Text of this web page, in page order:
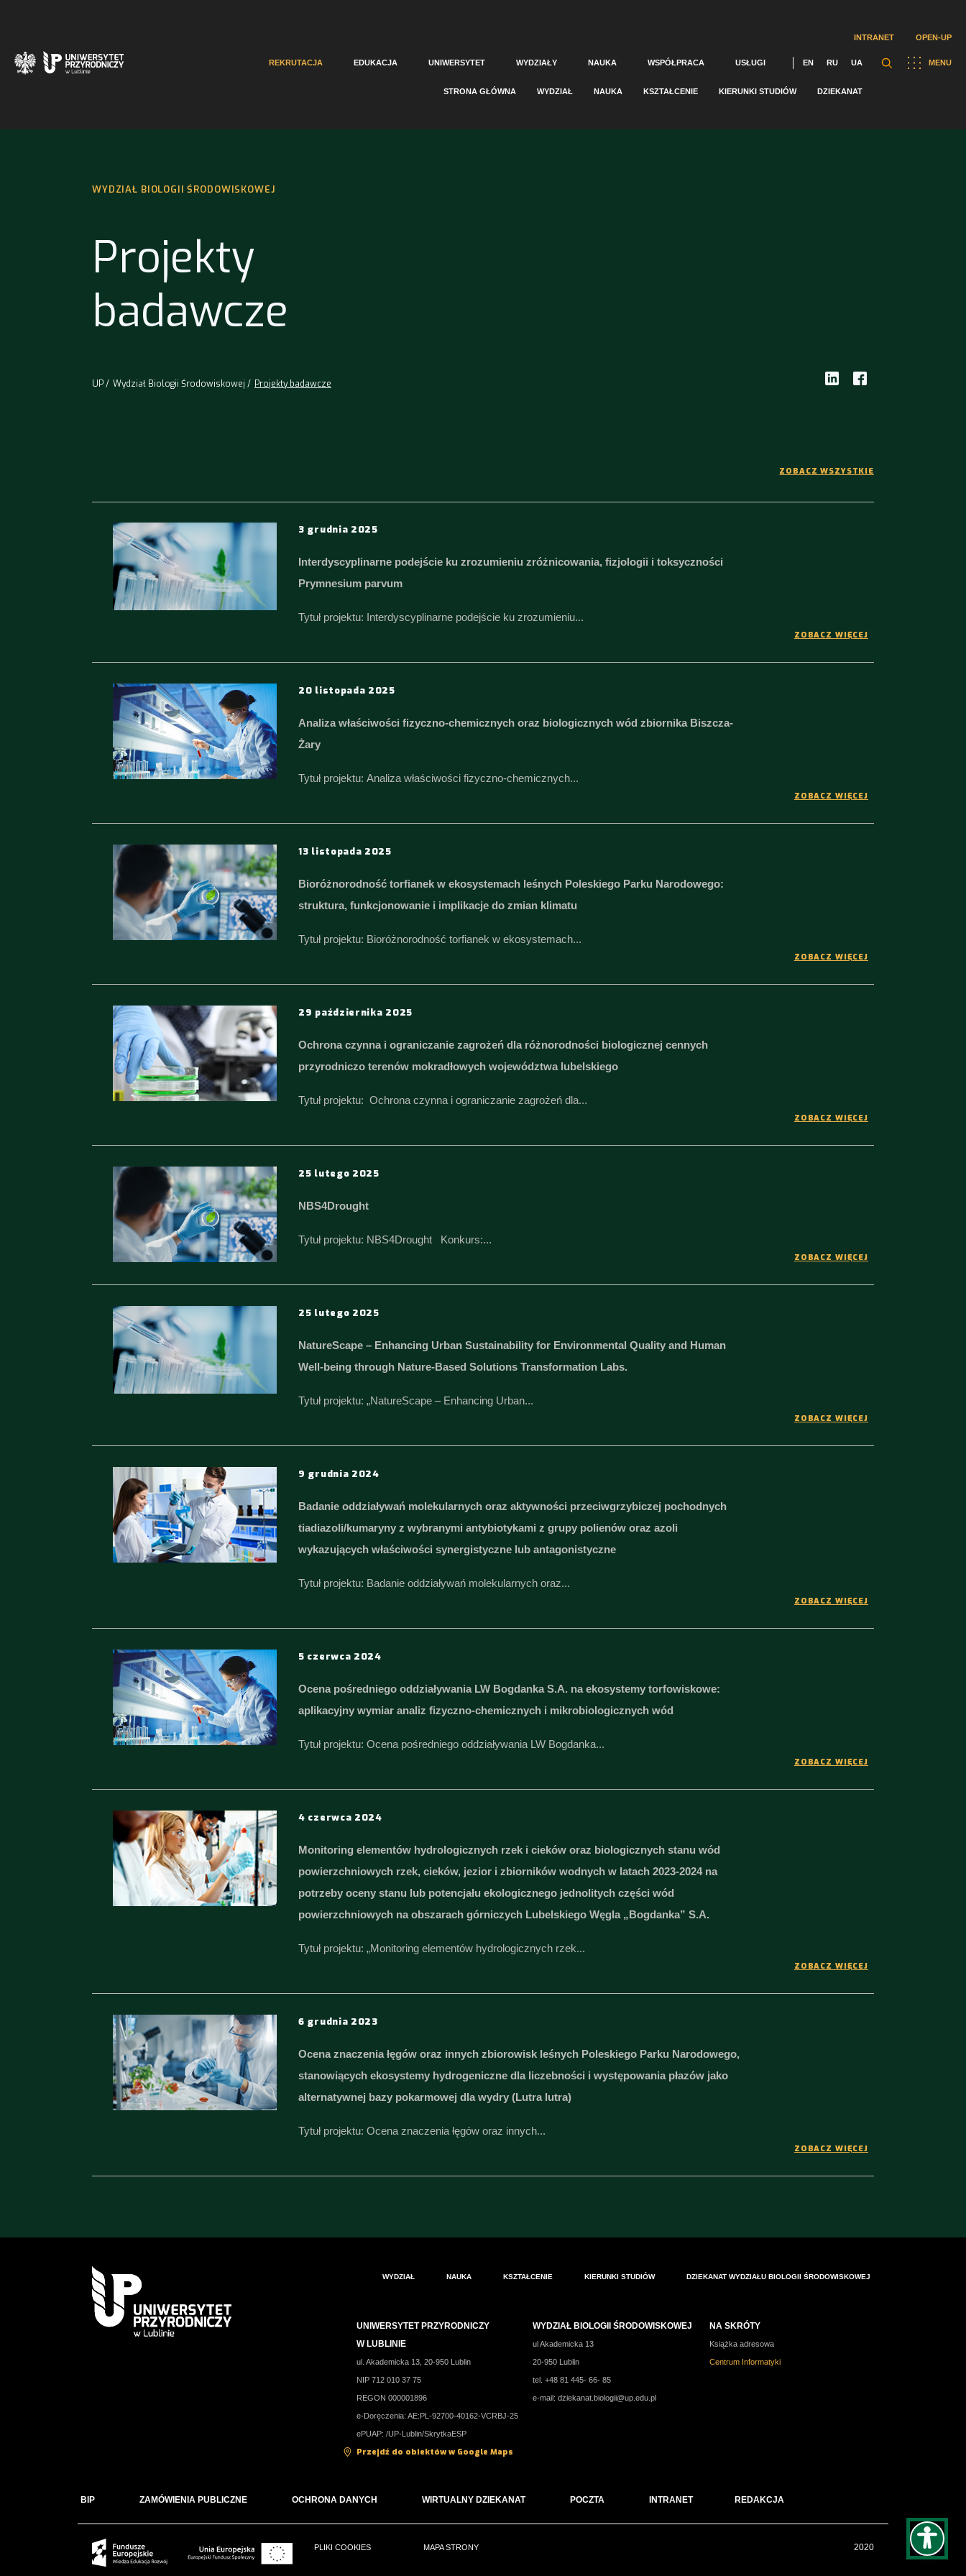
INTRANET OPEN-UP
MENU
REKRUTACJA EDUKACJA UNIWERSYTET WYDZIAŁY NAUKA WSPÓŁPRACA USŁUGI EN RU UA
STRONA GŁÓWNA WYDZIAŁ NAUKA KSZTAŁCENIE KIERUNKI STUDIÓW DZIEKANAT
WYDZIAŁ BIOLOGII ŚRODOWISKOWEJ
Projekty
badawcze
UP Wydział Biologii Środowiskowej Projekty badawcze
ZOBACZ WSZYSTKIE
3 grudnia 2025
Interdyscyplinarne podejście ku zrozumieniu zróżnicowania, fizjologii i toksyczności
Prymnesium parvum
Tytuł projektu: Interdyscyplinarne podejście ku zrozumieniu...
ZOBACZ WIĘCEJ
20 listopada 2025
Analiza właściwości fizyczno-chemicznych oraz biologicznych wód zbiornika Biszcza-
Żary
Tytuł projektu: Analiza właściwości fizyczno-chemicznych...
ZOBACZ WIĘCEJ
13 listopada 2025
Bioróżnorodność torfianek w ekosystemach leśnych Poleskiego Parku Narodowego:
struktura, funkcjonowanie i implikacje do zmian klimatu
Tytuł projektu: Bioróżnorodność torfianek w ekosystemach...
ZOBACZ WIĘCEJ
29 października 2025
Ochrona czynna i ograniczanie zagrożeń dla różnorodności biologicznej cennych
przyrodniczo terenów mokradłowych województwa lubelskiego
Tytuł projektu: Ochrona czynna i ograniczanie zagrożeń dla...
ZOBACZ WIĘCEJ
25 lutego 2025
NBS4Drought
Tytuł projektu: NBS4Drought Konkurs:...
ZOBACZ WIĘCEJ
25 lutego 2025
NatureScape – Enhancing Urban Sustainability for Environmental Quality and Human
Well-being through Nature-Based Solutions Transformation Labs.
Tytuł projektu: „NatureScape – Enhancing Urban...
ZOBACZ WIĘCEJ
9 grudnia 2024
Badanie oddziaływań molekularnych oraz aktywności przeciwgrzybiczej pochodnych
tiadiazoli/kumaryny z wybranymi antybiotykami z grupy polienów oraz azoli
wykazujących właściwości synergistyczne lub antagonistyczne
Tytuł projektu: Badanie oddziaływań molekularnych oraz...
ZOBACZ WIĘCEJ
5 czerwca 2024
Ocena pośredniego oddziaływania LW Bogdanka S.A. na ekosystemy torfowiskowe:
aplikacyjny wymiar analiz fizyczno-chemicznych i mikrobiologicznych wód
Tytuł projektu: Ocena pośredniego oddziaływania LW Bogdanka...
ZOBACZ WIĘCEJ
4 czerwca 2024
Monitoring elementów hydrologicznych rzek i cieków oraz biologicznych stanu wód
powierzchniowych rzek, cieków, jezior i zbiorników wodnych w latach 2023-2024 na
potrzeby oceny stanu lub potencjału ekologicznego jednolitych części wód
powierzchniowych na obszarach górniczych Lubelskiego Węgla „Bogdanka” S.A.
Tytuł projektu: „Monitoring elementów hydrologicznych rzek...
ZOBACZ WIĘCEJ
6 grudnia 2023
Ocena znaczenia łęgów oraz innych zbiorowisk leśnych Poleskiego Parku Narodowego,
stanowiących ekosystemy hydrogeniczne dla liczebności i występowania płazów jako
alternatywnej bazy pokarmowej dla wydry (Lutra lutra)
Tytuł projektu: Ocena znaczenia łęgów oraz innych...
ZOBACZ WIĘCEJ
WYDZIAŁ NAUKA KSZTAŁCENIE KIERUNKI STUDIÓW DZIEKANAT WYDZIAŁU BIOLOGII ŚRODOWISKOWEJ
UNIWERSYTET PRZYRODNICZY
W LUBLINIE
ul. Akademicka 13, 20-950 Lublin
NIP 712 010 37 75
REGON 000001896
e-Doręczenia: AE:PL-92700-40162-VCRBJ-25
ePUAP: /UP-Lublin/SkrytkaESP
Przejdź do obiektów w Google Maps
WYDZIAŁ BIOLOGII ŚRODOWISKOWEJ
ul Akademicka 13
20-950 Lublin
tel. +48 81 445- 66- 85
e-mail:dziekanat.biologii@up.edu.pl
NA SKRÓTY
Książka adresowa
Centrum Informatyki
BIP ZAMÓWIENIA PUBLICZNE OCHRONA DANYCH WIRTUALNY DZIEKANAT POCZTA INTRANET REDAKCJA
PLIKI COOKIES MAPA STRONY 2020